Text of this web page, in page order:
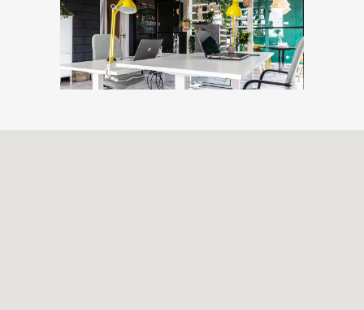
Volg ons ook opFacebookenTwitter